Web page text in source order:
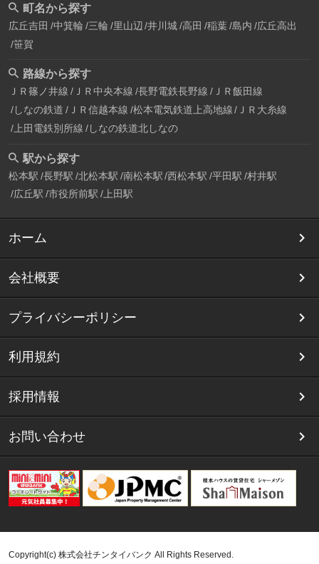
町名から探す
広丘吉田 中箕輪 三輪 里山辺 井川城 高田 稲葉 島内 広丘高出
笹賀
路線から探す
ＪＲ篠ノ井線 ＪＲ中央本線 長野電鉄長野線 ＪＲ飯田線
しなの鉄道 ＪＲ信越本線 松本電気鉄道上高地線
ＪＲ大糸線
上田電鉄別所線 しなの鉄道北しなの
駅から探す
松本駅 長野駅 北松本駅 南松本駅 西松本駅 平田駅 村井駅
広丘駅 市役所前駅 上田駅
ホーム
会社概要
プライバシーポリシー
利用規約
採用情報
お問い合わせ
Copyright(c) 株式会社チンタイバンク All Rights Reserved.